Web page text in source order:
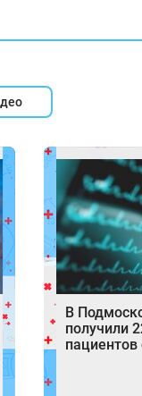
В
получили
пациентов